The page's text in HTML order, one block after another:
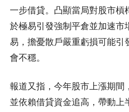
一步借貸。凸顯當局對股市槓
於極易引發強制平倉並加速市
易，擔憂散戶嚴重虧損可能引
會不穩。
報道又指，今年股市上漲期間
並依賴借貸資金追高，帶動上